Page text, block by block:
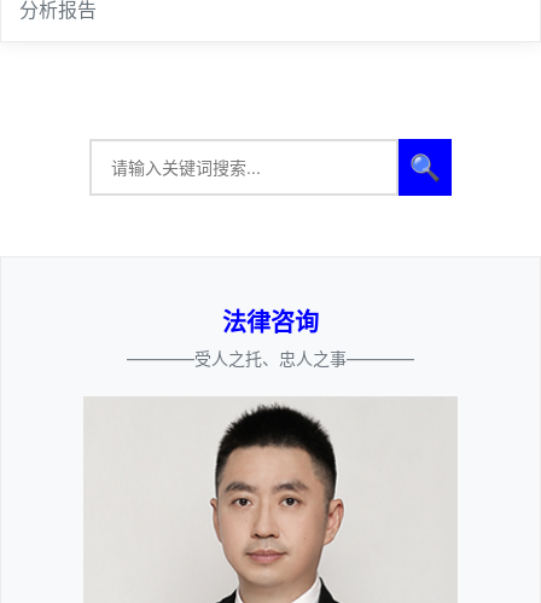
分析报告
🔍
法律咨询
————受人之托、忠人之事————